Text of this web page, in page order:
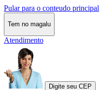
Pular para o conteudo principal
Tem no magalu
Atendimento
Digite seu CEP